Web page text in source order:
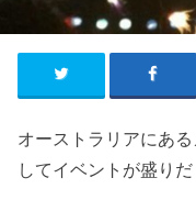
オーストラリアにあ
してイベントが盛りだ